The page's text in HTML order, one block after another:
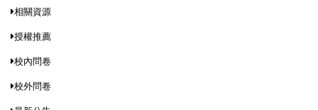
相關資源
授權推薦
校內問卷
校外問卷